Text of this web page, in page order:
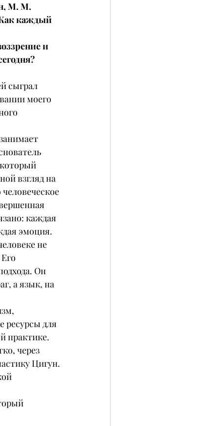
М. М.
каждый
и
сыграл
моего
взгляд на
каждая
эмоция.
не
Он
а язык, на
ресурсы для
практике.
через
Цигун.